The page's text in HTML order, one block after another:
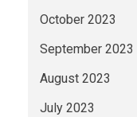
October 2023
September 2023
August 2023
July 2023